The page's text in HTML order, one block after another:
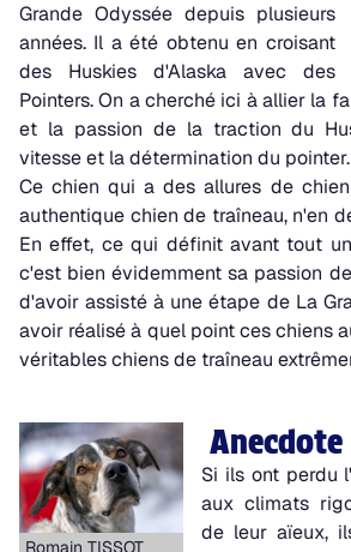
Grande Odyssée depuis plusieurs
années. Il a été obtenu en croisant
des Huskies d'Alaska avec des
Pointers. On a cherché ici à allier la
et la passion de la traction du
vitesse et la détermination du pointer.
Ce chien qui a des allures de
authentique chien de traîneau, n'en
En effet, ce qui définit avant tout
c'est bien évidemment sa passion
d'avoir assisté à une étape de La
avoir réalisé à quel point ces chiens
véritables chiens de traîneau
Romain TISSOT
Anecdote
Si ils ont perdu
aux climats
de leur aïeux,